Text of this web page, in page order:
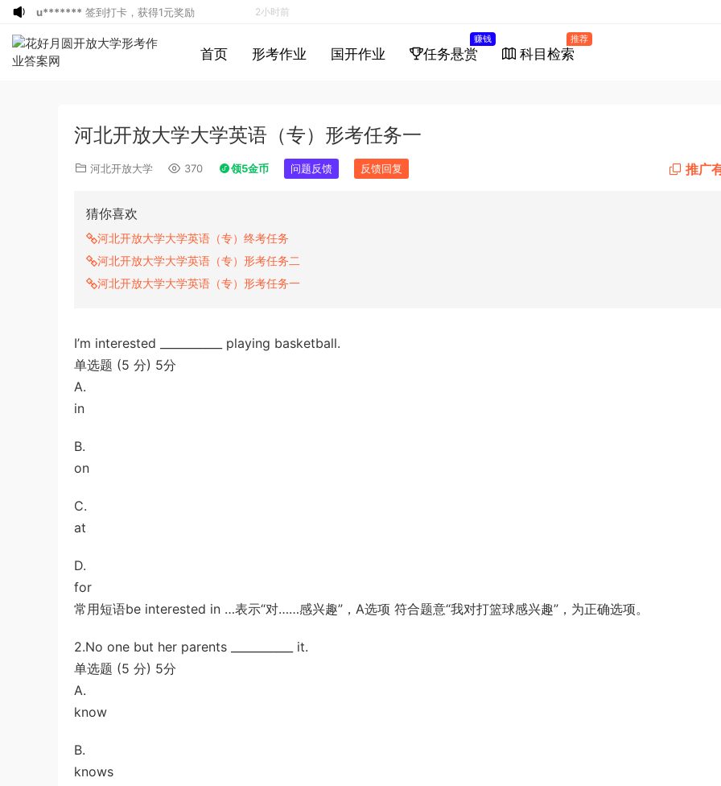
首页 形考作业 国开作业 任务悬赏
赚钱
科目检索
推荐
河北开放大学大学英语（专）形考任务一
河北开放大学 370 领5金币 问题反馈 反馈回复 推广
猜你喜欢
河北开放大学大学英语（专）终考任务
河北开放大学大学英语（专）形考任务二
河北开放大学大学英语（专）形考任务一
I’m interested ___________ playing basketball.
单选题 (5 分) 5分
A.
in
B.
on
C.
at
D.
for
常用短语be interested in …表示“对……感兴趣”，A选项 符合题意“我对打篮球感兴趣”，为正确选项。
2.No one but her parents ___________ it.
单选题 (5 分) 5分
A.
know
B.
knows
u******* 签到打卡，获得1元奖励 4小时前
游客下载了资源2019年420联考《行
测》真题（河南县级以上）答案及解析
游客下载了资源
2020年0726浙江公务
7小时前
u*******登录了本站 8小时前
8小时前
试《申论》及参考答案（公检法B）
8小时前
下载了资源
2007年黑龙江公务员考
析，不建议做）
证考试《初中历史》题（解析）
登录了本站 10小时前
下载了资源2019年浙江公务员考试
6分钟前
案及解析
《行测》真题（区级及以上）参考答案及
u*******签到打卡，获得1元奖励 2小时前
u******* 签到打卡，获得1元奖励